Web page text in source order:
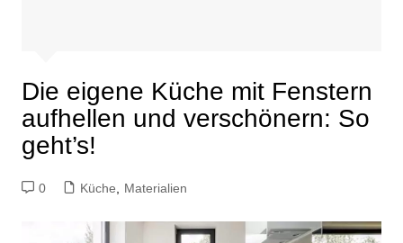
Die eigene Küche mit Fenstern
aufhellen und verschönern: So
geht’s!
0 Küche Materialien